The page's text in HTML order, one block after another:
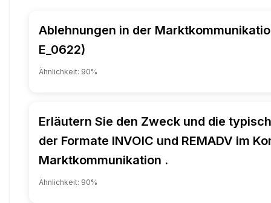
Ablehnungen in der
E_0622)
Ähnlichkeit: 90%
Erläutern Sie den Zweck und die
der Formate INVOIC und REMADV im
Marktkommunikation .
Ähnlichkeit: 90%